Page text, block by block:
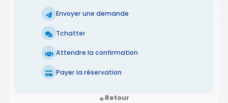
Envoyer une demande
Tchatter
Attendre la confirmation
Payer la réservation
Retour